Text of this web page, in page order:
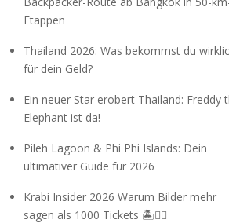
Etappen
Thailand 2026: Was bekommst du
für dein Geld?
Ein neuer Star erobert Thailand: Freddy
Elephant ist da!
Pileh Lagoon & Phi Phi Islands: Dein
ultimativer Guide für 2026
Krabi Insider 2026 Warum Bilder mehr
sagen als 1000 Tickets 🏝️🧗‍♂️